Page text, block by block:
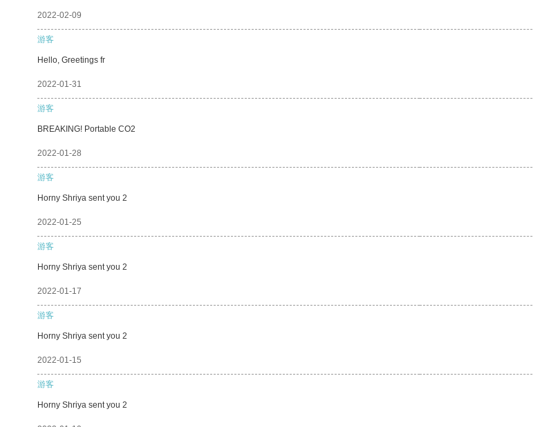
2022-02-09
游客
Hello, Greetings fr
2022-01-31
游客
BREAKING! Portable CO2
2022-01-28
游客
Horny Shriya sent you 2
2022-01-25
游客
Horny Shriya sent you 2
2022-01-17
游客
Horny Shriya sent you 2
2022-01-15
游客
Horny Shriya sent you 2